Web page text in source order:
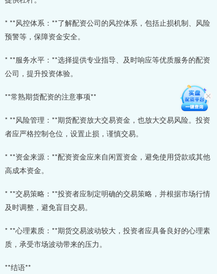
* **风控体系：**了解配资公司的风控体系，包括止损机制、风险
预警等，保障资金安全。
* **服务水平：**选择提供专业指导、及时响应等优质服务的配资
公司，提升投资体验。
**常熟期货配资的注意事项**
* **风险管理：**期货配资放大交易资金，也放大交易风险。投资
者应严格控制仓位，设置止损，谨慎交易。
* **资金来源：**配资资金应来自闲置资金，避免使用贷款或其他
高成本资金。
* **交易策略：**投资者应制定明确的交易策略，并根据市场行情
及时调整，避免盲目交易。
* **心理素质：**期货交易波动较大，投资者应具备良好的心理素
质，承受市场波动带来的压力。
**结语**